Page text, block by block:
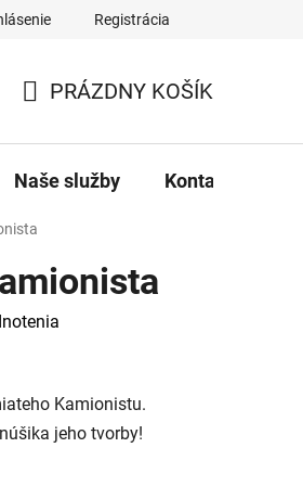
od zmluvy Reklamačný formulár
Registrácia
KOŠÍK
PRÁZDNY KOŠÍK
Naše služby Kontakty
Kamionistu.
jeho tvorby!